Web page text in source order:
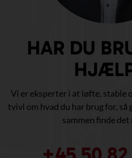
HAR DU
Vi er eksperter i at løfte, stable
tvivl om hvad du har brug for, så
sammen finde